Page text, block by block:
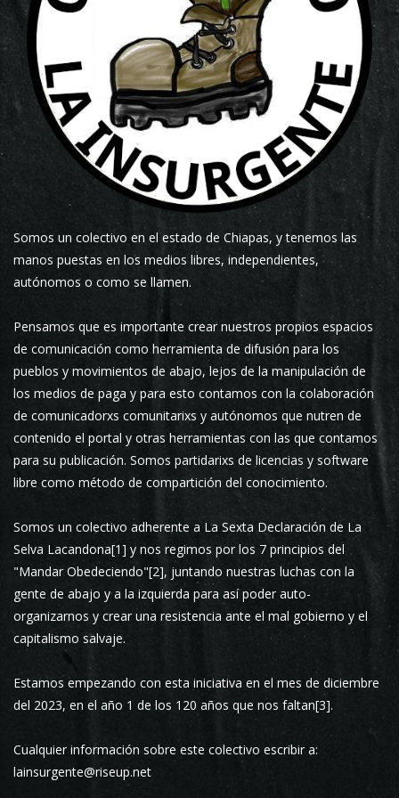
Somos un colectivo en el estado de Chiapas, y tenemos las
manos puestas en los medios libres, independientes,
autónomos o como se llamen.
Pensamos que es importante crear nuestros propios espacios
de comunicación como herramienta de difusión para los
pueblos y movimientos de abajo, lejos de la manipulación de
los medios de paga y para esto contamos con la colaboración
de comunicadorxs comunitarixs y autónomos que nutren de
contenido el portal y otras herramientas con las que contamos
para su publicación. Somos partidarixs de licencias y software
libre como método de compartición del conocimiento.
Somos un colectivo adherente a La Sexta Declaración de La
Selva Lacandona[1] y nos regimos por los 7 principios del
"Mandar Obedeciendo"[2], juntando nuestras luchas con la
gente de abajo y a la izquierda para así poder auto-
organizarnos y crear una resistencia ante el mal gobierno y el
capitalismo salvaje.
Estamos empezando con esta iniciativa en el mes de diciembre
del 2023, en el año 1 de los 120 años que nos faltan[3].
Cualquier información sobre este colectivo escribir a:
lainsurgente@riseup.net